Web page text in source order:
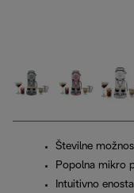
Številne
Popolna mikro
Intuitivno